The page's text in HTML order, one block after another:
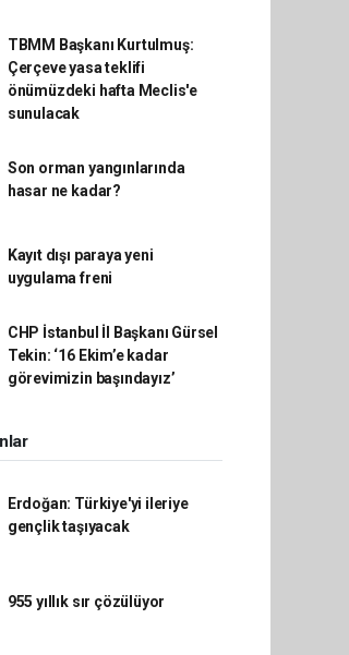
TBMM Başkanı Kurtulmuş:
Çerçeve yasa teklifi
önümüzdeki hafta Meclis'e
sunulacak
Son orman yangınlarında
hasar ne kadar?
Kayıt dışı paraya yeni
uygulama freni
CHP İstanbul İl Başkanı Gürsel
Tekin: ‘16 Ekim’e kadar
görevimizin başındayız’
Erdoğan: Türkiye'yi ileriye
gençlik taşıyacak
955 yıllık sır çözülüyor